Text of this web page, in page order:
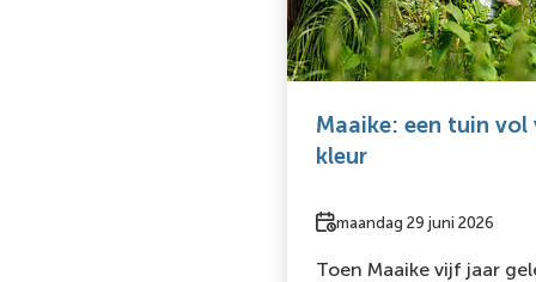
Maaike: een tuin vol
kleur
Datum
maandag 29 juni 2026
Toen Maaike vijf jaar